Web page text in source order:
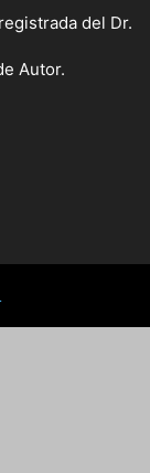
del Dr.
Autor.